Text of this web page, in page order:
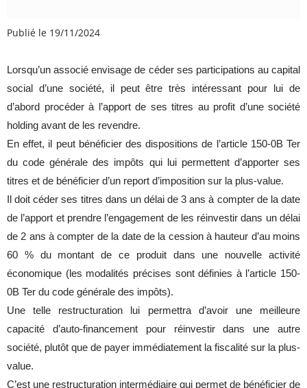
Publié le 19/11/2024
Lorsqu’un associé envisage de céder ses participations au capital
social d’une société, il peut être très intéressant pour lui de
d’abord procéder à l’apport de ses titres au profit d’une société
holding avant de les revendre.
En effet, il peut bénéficier des dispositions de l’article 150-0B Ter
du code générale des impôts qui lui permettent d’apporter ses
titres et de bénéficier d’un report d’imposition sur la plus-value.
Il doit céder ses titres dans un délai de 3 ans à compter de la date
de l’apport et prendre l’engagement de les réinvestir dans un délai
de 2 ans à compter de la date de la cession à hauteur d’au moins
60 % du montant de ce produit dans une nouvelle activité
économique (les modalités précises sont définies à l’article 150-
0B Ter du code générale des impôts).
Une telle restructuration lui permettra d’avoir une meilleure
capacité d’auto-financement pour réinvestir dans une autre
société, plutôt que de payer immédiatement la fiscalité sur la plus-
value.
C’est une restructuration intermédiaire qui permet de bénéficier de